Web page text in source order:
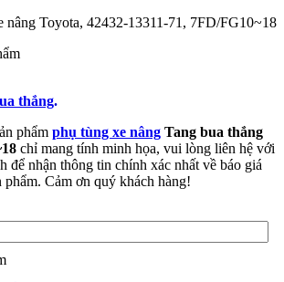
thắng.
phẩm phụ tùng xe nâng Tang bua thắng
chỉ mang tính minh họa, vui lòng liên hệ với
để nhận thông tin chính xác nhất về báo giá
phẩm. Cảm ơn quý khách hàng!